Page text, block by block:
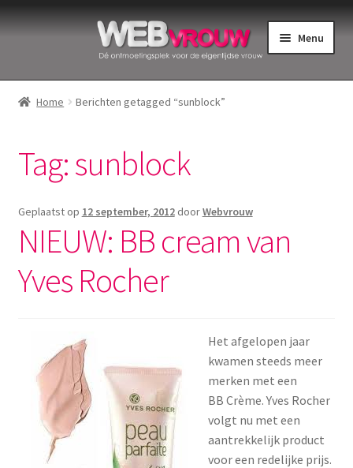
Ga
Ga
Menu
Home
Intiemverzorging
Menstruatiedisks
Menstruatiecups
Menstruatieondergoed
Menstruatiesponsjes
Seksualiteit
Tampons
Home Berichten getagged “sunblock”
Tag:sunblock
Geplaatst op 12 september, 2012 doorWebvrouw
NIEUW: BB cream van
Yves Rocher
Het afgelopen jaar
kwamen steeds meer
merken met een
BB Crème. Yves Rocher
volgt nu met een
aantrekkelijk product
voor een redelijke prijs.